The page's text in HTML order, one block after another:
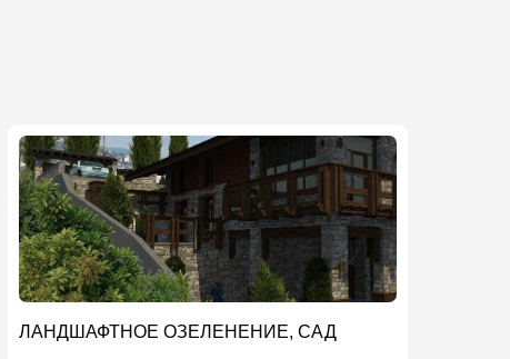
ЛАНДШАФТНОЕ ОЗЕЛЕНЕНИЕ, САД